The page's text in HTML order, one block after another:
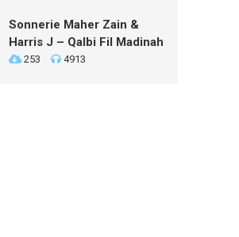
Sonnerie Maher Zain &
Harris J – Qalbi Fil Madinah
253 4913